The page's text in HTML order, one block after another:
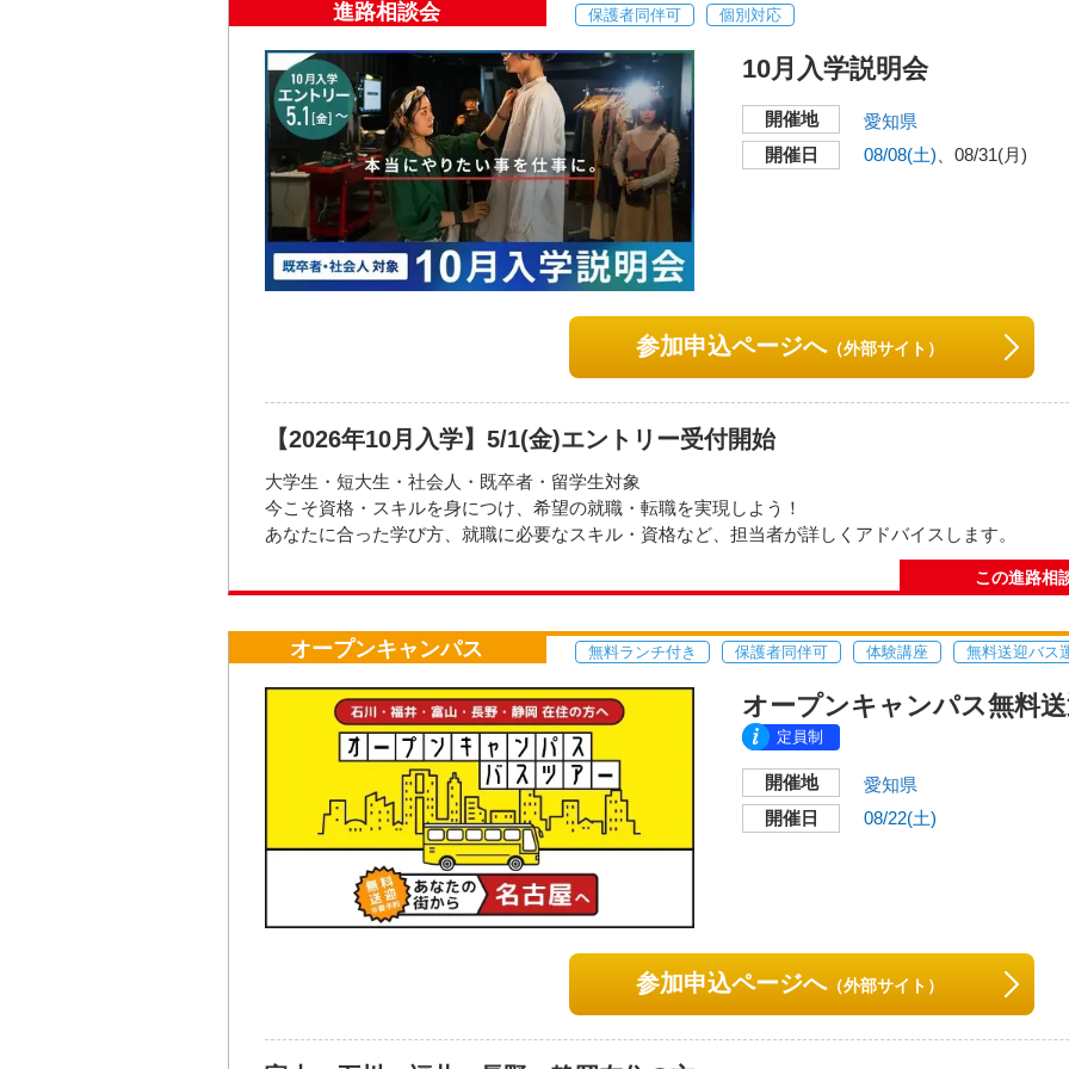
※参加をキャンセルする場合は、入学相談室へ連絡ください。
※申込み状況により時間や日程の調整など発生した場合、本学より連絡いたします。
お問い合わせ先
TEL: 052-582-0001 （入学相談室）
FAX: 052-582-0077
nyugaku.nagoya@mode.ac.jp
開催日時
2026年08月17日（月） 10:00／11:30／13:30／
15:00／17:00／18:30
2026年08月18日（
2026年08月19日（水） 10:00／11:30／13:30／
15:00／17:00／18:30
2026年08月20日（
15:00／17:00／18:30
2026年08月21日（金） 10:00／11:30／13:30／
15:00／17:00／18:30
2026年08月26日（水） 10:00／11:30／13:30／
15:00／17:00／18:30
2026年08月28日（金） 10:00／11:30／13:30／
大きい地図で見る
〒450-0002
愛知県名古屋市中村区
名古屋駅前、徒歩3分。
JR・地下鉄・名鉄・近
参加方法・参加条件
※申込み状況により時間や日程の調整など発生した場合、本学より連絡いたします。
進路相談会 保護者同伴可 個別対応
10月入学説明会
開催地
愛知県
開催日
08/08(土) 08/31(月)
参加申込ページへ（外部サイト）
【2026年10月入学】5/1(金)エントリー受付開始
大学生・短大生・社会人・既卒者・留学生対象
今こそ資格・スキルを身につけ、希望の就職・転職を実現しよう！
あなたに合った学び方、就職に必要なスキル・資格など、担当者が詳しくアドバイスします。
4月入学のタイミングが合わなかった人や、ひと足早く学びたい人、進路変更や大学とのダブルスク
2026年08月08日（土）10:00／11:30／13:30／
15:00／17:00／18:30
15:00／17:00／
総合校舎 モード学
交通機関・最寄り駅
名古屋駅前、徒歩3分。
この進路相
オープンキャンパス 無料ランチ付き 保護者同伴可 体験講座 無料送迎バス
オープンキャンパス無料
定員制
開催地
愛知県
開催日
08/22(土)
参加申込ページへ（外部サイト）